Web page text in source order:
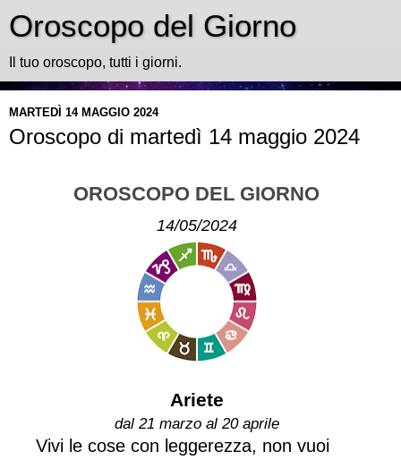
Oroscopo del Giorno
Il tuo oroscopo, tutti i giorni.
MARTEDÌ 14 MAGGIO 2024
Oroscopo di martedì 14 maggio 2024
OROSCOPO DEL GIORNO
14/05/2024
Ariete
dal 21 marzo al 20 aprile
Vivi le cose con leggerezza, non vuoi